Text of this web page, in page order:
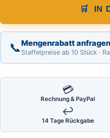
IN
📞Mengenrabatt anfragen
Staffelpreise ab 10 Stück ·
💳
Rechnung & PayPal
↩
14 Tage Rückgabe